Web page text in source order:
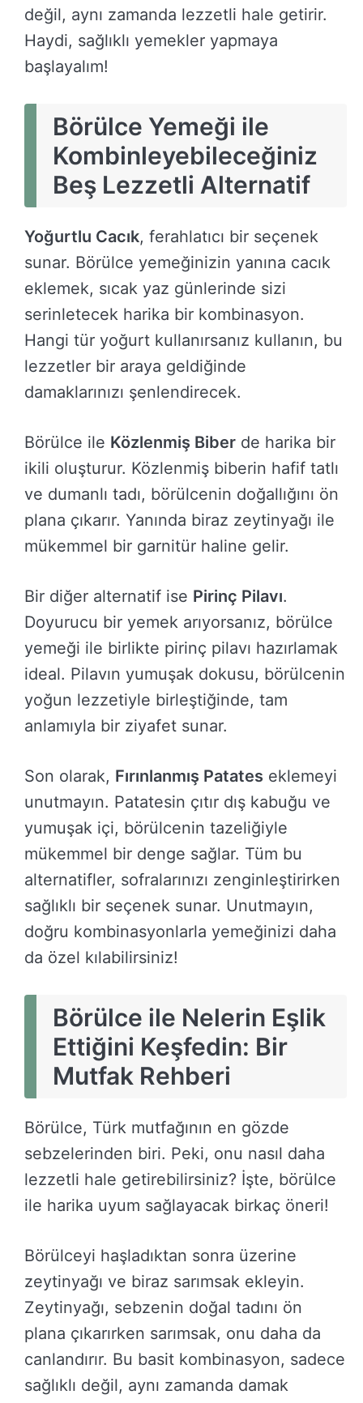
değil, aynı zamanda lezzetli hale getirir.
Haydi, sağlıklı yemekler yapmaya
başlayalım!
Börülce Yemeği ile
Kombinleyebileceğiniz
Beş Lezzetli Alternatif
Yoğurtlu Cacık, ferahlatıcı bir seçenek
sunar. Börülce yemeğinizin yanına cacık
eklemek, sıcak yaz günlerinde sizi
serinletecek harika bir kombinasyon.
Hangi tür yoğurt kullanırsanız kullanın, bu
lezzetler bir araya geldiğinde
damaklarınızı şenlendirecek.
Börülce ile Közlenmiş Biber de harika bir
ikili oluşturur. Közlenmiş biberin hafif tatlı
ve dumanlı tadı, börülcenin doğallığını ön
plana çıkarır. Yanında biraz zeytinyağı ile
mükemmel bir garnitür haline gelir.
Bir diğer alternatif ise Pirinç Pilavı.
Doyurucu bir yemek arıyorsanız, börülce
yemeği ile birlikte pirinç pilavı hazırlamak
ideal. Pilavın yumuşak dokusu, börülcenin
yoğun lezzetiyle birleştiğinde, tam
anlamıyla bir ziyafet sunar.
Son olarak, Fırınlanmış Patates eklemeyi
unutmayın. Patatesin çıtır dış kabuğu ve
yumuşak içi, börülcenin tazeliğiyle
mükemmel bir denge sağlar. Tüm bu
alternatifler, sofralarınızı zenginleştirirken
sağlıklı bir seçenek sunar. Unutmayın,
doğru kombinasyonlarla yemeğinizi daha
da özel kılabilirsiniz!
Börülce ile Nelerin Eşlik
Ettiğini Keşfedin: Bir
Mutfak Rehberi
Börülce, Türk mutfağının en gözde
sebzelerinden biri. Peki, onu nasıl daha
lezzetli hale getirebilirsiniz? İşte, börülce
ile harika uyum sağlayacak birkaç öneri!
Börülceyi haşladıktan sonra üzerine
zeytinyağı ve biraz sarımsak ekleyin.
Zeytinyağı, sebzenin doğal tadını ön
plana çıkarırken sarımsak, onu daha da
canlandırır. Bu basit kombinasyon, sadece
sağlıklı değil, aynı zamanda damak